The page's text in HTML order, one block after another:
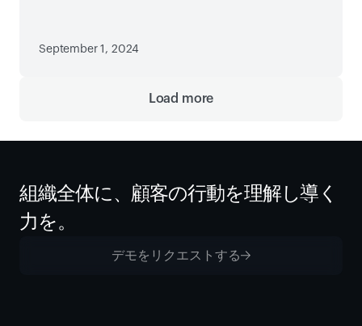
September 1, 2024
Load more
組織全体に、顧客の行動を理解し導く
力を。
デモをリクエストする